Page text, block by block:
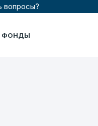
вопросы?
ФОНДЫ